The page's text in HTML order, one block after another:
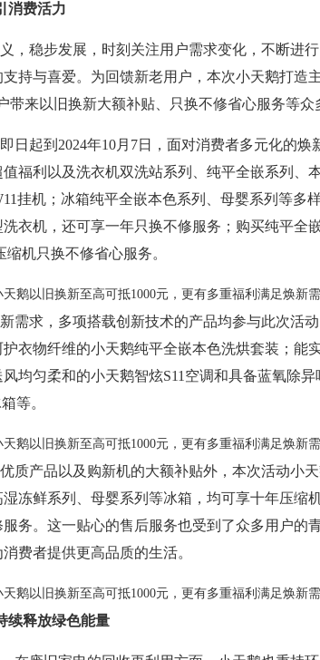
消费活力
，稳步发展，时刻关注用户需求变化，不断进
持与喜爱。为回馈新老用户，本次小天鹅打造
带来以旧换新大额补贴、只换不修省心服务等众
日起到2024年10月7日，面对消费者多元化的焕
福利以及洗衣机双洗站系列、纯平全嵌系列、
挂机；冰箱纯平全嵌本色系列、母婴系列等多
衣机，还可享一年只换不修服务；购买纯平全
机只换不修省心服务。
需求，多项搭载创新技术的产品均参与此次活
衣物纤维的小天鹅纯平全嵌本色洗烘套装；能
均匀柔和的小天鹅智炫S11空调和具备蓝氧除
等。
质产品以及购新机的大额补贴外，本次活动小
冻鲜系列、母婴系列等冰箱，均可享十年压缩
务。这一贴心的售后服务也受到了众多用户的
费者提供更高品质的生活。
续释放绿色能量